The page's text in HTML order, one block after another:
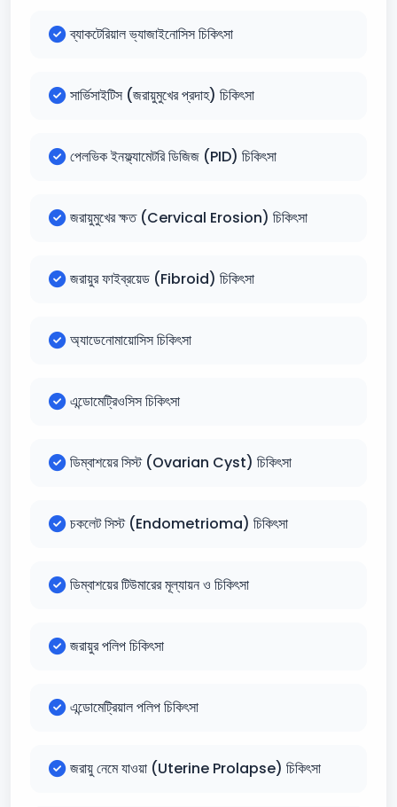
ব্যাকটেরিয়াল ভ্যাজাইনোসিস চিকিৎসা
সার্ভিসাইটিস (জরায়ুমুখের প্রদাহ) চিকিৎসা
পেলভিক ইনফ্ল্যামেটরি ডিজিজ (PID) চিকিৎসা
জরায়ুমুখের ক্ষত (Cervical Erosion) চিকিৎসা
জরায়ুর ফাইব্রয়েড (Fibroid) চিকিৎসা
অ্যাডেনোমায়োসিস চিকিৎসা
এন্ডোমেট্রিওসিস চিকিৎসা
ডিম্বাশয়ের সিস্ট (Ovarian Cyst) চিকিৎসা
চকলেট সিস্ট (Endometrioma) চিকিৎসা
ডিম্বাশয়ের টিউমারের মূল্যায়ন ও চিকিৎসা
জরায়ুর পলিপ চিকিৎসা
এন্ডোমেট্রিয়াল পলিপ চিকিৎসা
জরায়ু নেমে যাওয়া (Uterine Prolapse) চিকিৎসা